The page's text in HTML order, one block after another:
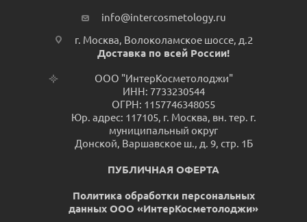
info@intercosmetology.ru
г. Москва, Волоколамское шоссе, д.2
Доставка по всей России!
ООО "ИнтерКосметолоджи"
ИНН: 7733230544
ОГРН: 1157746348055
Юр. адрес: 117105, г. Москва, вн. тер. г.
муниципальный округ
Донской, Варшавское ш., д. 9, стр. 1Б
ПУБЛИЧНАЯ ОФЕРТА
Политика обработки персональных
данных ООО «ИнтерКосметолоджи»